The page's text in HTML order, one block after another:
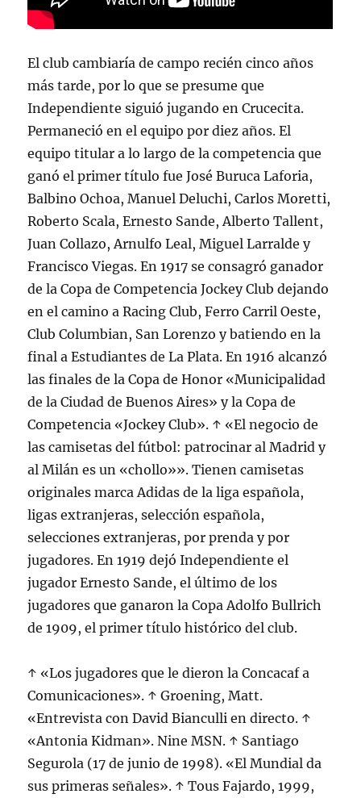
El club cambiaría de campo recién cinco años
más tarde, por lo que se presume que
Independiente siguió jugando en Crucecita.
Permaneció en el equipo por diez años. El
equipo titular a lo largo de la competencia que
ganó el primer título fue José Buruca Laforia,
Balbino Ochoa, Manuel Deluchi, Carlos Moretti,
Roberto Scala, Ernesto Sande, Alberto Tallent,
Juan Collazo, Arnulfo Leal, Miguel Larralde y
Francisco Viegas. En 1917 se consagró ganador
de la Copa de Competencia Jockey Club dejando
en el camino a Racing Club, Ferro Carril Oeste,
Club Columbian, San Lorenzo y batiendo en la
final a Estudiantes de La Plata. En 1916 alcanzó
las finales de la Copa de Honor «Municipalidad
de la Ciudad de Buenos Aires» y la Copa de
Competencia «Jockey Club». ↑ «El negocio de
las camisetas del fútbol: patrocinar al Madrid y
al Milán es un «chollo»». Tienen camisetas
originales marca Adidas de la liga española,
ligas extranjeras, selección española,
selecciones extranjeras, por prenda y por
jugadores. En 1919 dejó Independiente el
jugador Ernesto Sande, el último de los
jugadores que ganaron la Copa Adolfo Bullrich
de 1909, el primer título histórico del club.
↑ «Los jugadores que le dieron la Concacaf a
Comunicaciones». ↑ Groening, Matt.
«Entrevista con David Bianculli en directo. ↑
«Antonia Kidman». Nine MSN. ↑ Santiago
Segurola (17 de junio de 1998). «El Mundial da
sus primeras señales». ↑ Tous Fajardo, 1999,